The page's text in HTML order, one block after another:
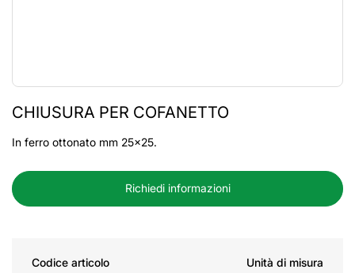
CHIUSURA PER COFANETTO
In ferro ottonato mm 25x25.
Richiedi informazioni
Codice articolo Unità di misura